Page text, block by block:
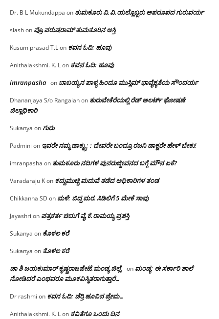
Dr. B L Mukundappa on ತುಮಕೂರು‌ ವಿ.ವಿ.ಯಲ್ಲೊಬ್ಬರು ಅಪರೂಪದ ಗುರುವರ್ಯ
slashon ಪ್ರೊ.ಪರುಷರಾಮ್ ತುಮಕೂರಿನ ಆಸ್ತಿ
Kusum prasad T.Lon ಕವನ ಓದಿ: ಹೂವು
Anithalakshmi. K. Lon ಕವನ ಓದಿ: ಹೂವು
imranpasha on ಬಾಬಯ್ಯನ ಪಾಳ್ಯ ಹಿಂದೂ ಮುಸ್ಲಿಮ್ ಭಾವೈಕ್ಯತೆಯ ಸೌಂದರ್ಯ
Dhananjaya S/o Rangaiahon ತುರುವೇಕೆರೆಯಲ್ಲಿ ರೆಡ್ ಅಲರ್ಟ್ ಘೋಷಣೆ:
ಜಿಲ್ಲಾಧಿಕಾರಿ
Sukanya onಗುರು
Padmini on ಇವರೇ ನಮ್ಮ ಡಾಕ್ಟ್ರು; : ದೇವರೇ ಬಂದ್ರೂ ರಜನಿ ಡಾಕ್ಟರೇ ಹೇಳ್ ಬೇಕು!
imranpasha on ತುಮಕೂರು ನದಿಗಳ ಪುನರುಜ್ಜೀವನದ ಬಗ್ಗೆ ಮೌನ ಏಕೆ?
Varadaraju Kon ಕದ್ದುಮುಚ್ಚಿ ಮದುವೆ ತಡೆದ ಅಧಿಕಾರಿಗಳ ತಂಡ
Chikkanna SD on ಮಳೆ: ಬಿದ್ದ ಮರ, ಸಿಡಿಲಿಗೆ 5 ಮೇಕೆ ಸಾವು
Jayashri on ಪತ್ರಕರ್ತ ಚಿದುಗೆ ವೈ.ಕೆ.ರಾಮಯ್ಯ ಪ್ರಶಸ್ತಿ
Sukanya on ಕೊಳಲ ಕರೆ
Sukanya on ಕೊಳಲ ಕರೆ
ಚಾ ಶಿ ಜಯಕುಮಾರ್ ಕೃಷ್ಣರಾಜಪೇಟೆ.ಮಂಡ್ಯ ಜಿಲ್ಲೆ. on ಮಂಡ್ಯ: ಈ ಸರ್ಕಾರಿ ಶಾಲೆ
ನೋಡಿದರೆ ಎಂಥವರೂ ಮೂಕವಿಸ್ಮಿತರಾಗುತ್ತಾರೆ…
Dr rashmi on ಕವನ ಓದಿ: ಚೆರ್ರಿ ಹೂವಿನ ಪ್ರೇಮ…
Anithalakshmi. K. Lon ಕವಿತೆಗೂ ಒಂದು ದಿನ